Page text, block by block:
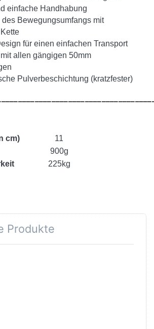
einfache Handhabung
Bewegungsumfangs mit
für einen einfachen Transport
allen gängigen 50mm
Pulverbeschichtung (kratzfester)
cm)
11
900g
225kg
Produkte